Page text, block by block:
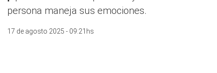
persona maneja sus emociones.
17 de agosto 2025 - 09:21hs